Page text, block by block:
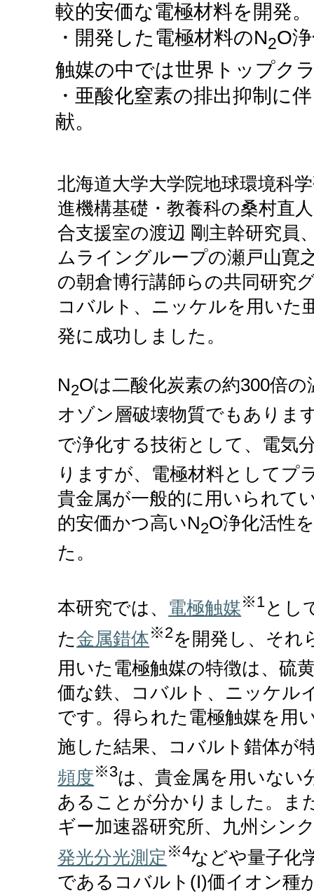
較的安価な電極材料を開発。
・開発した電極材料のN2O
触媒の中では世界トップク
・亜酸化窒素の排出抑制に
献。
北海道大学大学院地球環境科
進機構基礎・教養科の桑村直
合支援室の渡辺 剛主幹研究員
ムライングループの瀬戸山寛
の朝倉博行講師らの共同研究
コバルト、ニッケルを用いた
発に成功しました。
N2Oは二酸化炭素の約300倍
オゾン層破壊物質でもありま
で浄化する技術として、電気
りますが、電極材料としてプ
貴金属が一般的に用いられて
的安価かつ高いN2O浄化活性
た。
本研究では、 電極触媒※1とし
た金属錯体※2を開発し、それ
用いた電極触媒の特徴は、硫
価な鉄、コバルト、ニッケル
です。得られた電極触媒を用
施した結果、コバルト錯体が
頻度※3は、貴金属を用いない
あることが分かりました。ま
ギー加速器研究所、九州シン
発光分光測定 ※4などや量子化
であるコバルト(I)価イオン種